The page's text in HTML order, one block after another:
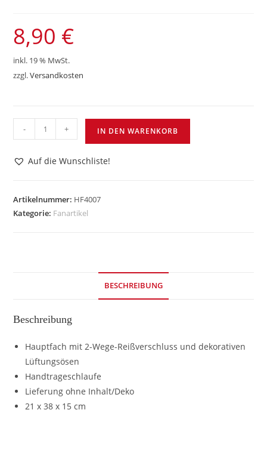
8,90 €
inkl. 19 % MwSt.
zzgl.Versandkosten
Shoe
Bag
- + IN DEN WARENKORB
Auf die Wunschliste!
Artikelnummer: HF4007
Kategorie: Fanartikel
BESCHREIBUNG
Beschreibung
Hauptfach mit 2-Wege-Reißverschluss und dekorativen
Lüftungsösen
Handtrageschlaufe
Lieferung ohne Inhalt/Deko
21 x 38 x 15 cm